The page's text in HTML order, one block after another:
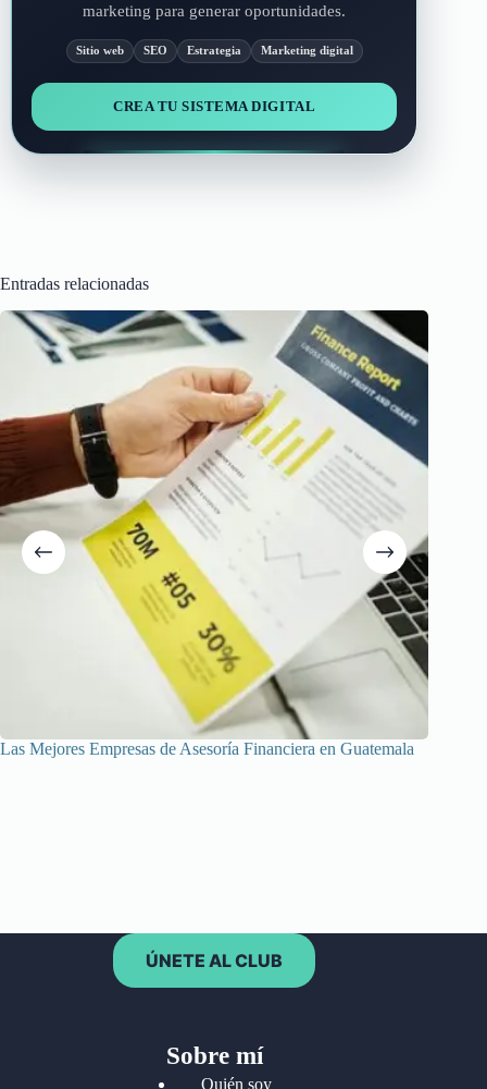
marketing para generar oportunidades.
Sitio web SEO Estrategia Marketing digital
CREA TU SISTEMA DIGITAL
Entradas relacionadas
Las Mejores Empresas de Asesoría Financiera en Guatemala
ÚNETE AL CLUB
Sobre mí
Quién soy